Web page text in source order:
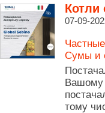
Котли
07-09-
Сумы и
Вашому
тому